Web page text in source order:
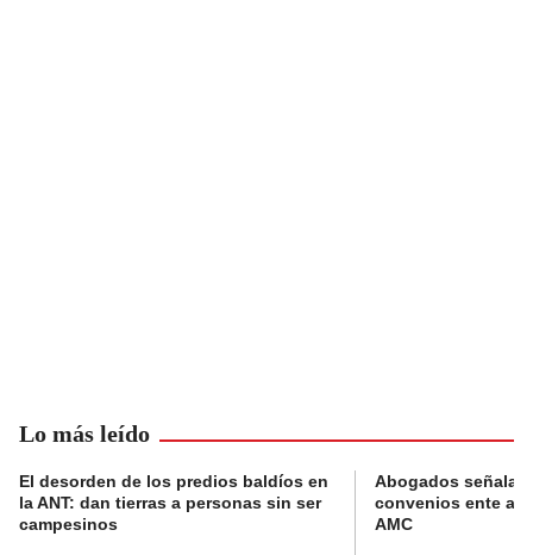
Lo más leído
El desorden de los predios baldíos en
la ANT: dan tierras a personas sin ser
campesinos
Abogados
convenios ente
AMC